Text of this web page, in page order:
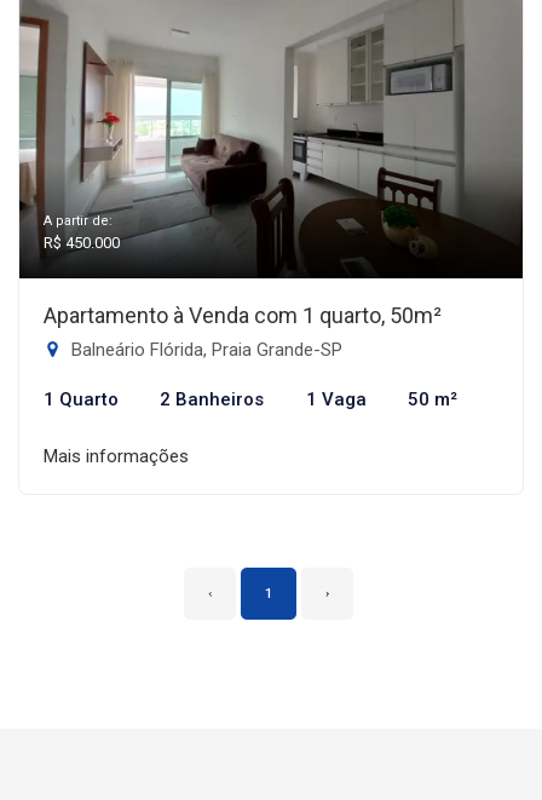
A partir de:
R$ 450.000
Apartamento à Venda com 1 quarto, 50m²
Balneário Flórida, Praia Grande-SP
1 Quarto 2 Banheiros 1 Vaga 50 m²
Mais informações
‹ 1 ›